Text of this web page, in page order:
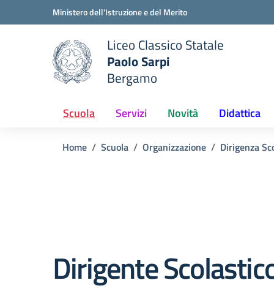
Vai ai contenuti
Vai al menu di navigazioneMinistero dell'Istruzione e del Merito
scuola
Liceo Classico Statale
Paolo Sarpi
Bergamo
Scuola Servizi Novità Didattica
Home Scuola Organizzazione Dirigenza
Dirigente